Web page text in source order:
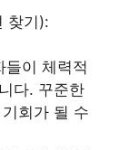
찾기):
이 체력적
다. 꾸준한
회가 될 수